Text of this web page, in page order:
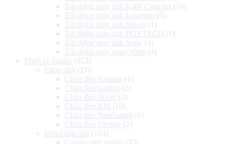
Túi đựng máy ảnh K&F Concept (16)
Túi đựng máy ảnh Lowepro (5)
Túi đựng máy ảnh Nikon
(1)
Túi đựng máy ảnh PGYTECH
(1)
Túi đựng máy ảnh Sony (4)
Túi đựng máy quay phim (4)
Thiết bị Studio (353)
Chân đèn
(21)
Chân đèn Amaran
(1)
Chân đèn Godox (2)
Chân đèn Jinbei (3)
Chân đèn KM (10)
Chân đèn NanGuang (1)
Chân đèn Victory (2)
Đèn chụp ảnh
(154)
Combo đèn studio (33)